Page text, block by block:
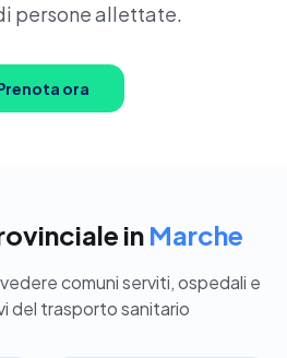
persone allettate.
ora
in Marche
comuni serviti, ospedali e
del trasporto sanitario